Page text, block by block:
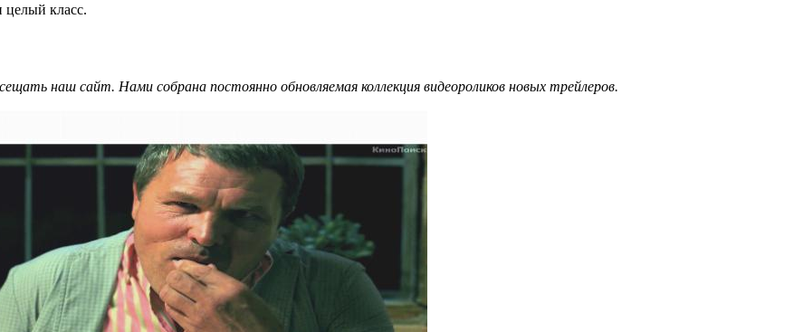
целый класс.
наш сайт. Нами собрана постоянно обновляемая коллекция видеороликов новых трейлеров.